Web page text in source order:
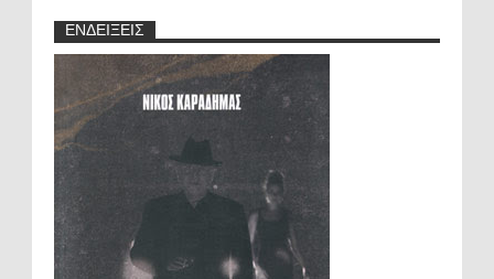
ΕΝΔΕΙΞΕΙΣ